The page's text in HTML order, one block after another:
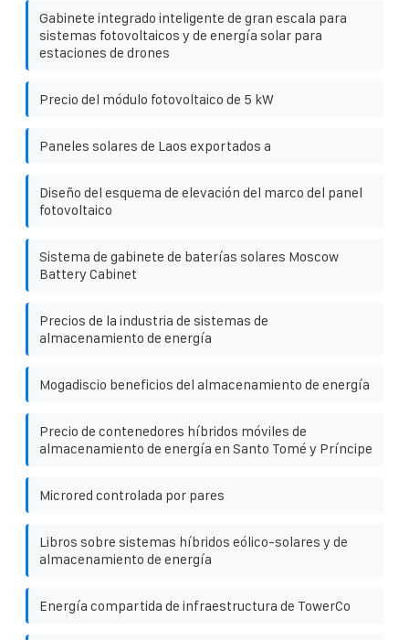
Gabinete integrado inteligente de gran escala para
sistemas fotovoltaicos y de energía solar para
estaciones de drones
Precio del módulo fotovoltaico de 5 kW
Paneles solares de Laos exportados a
Diseño del esquema de elevación del marco del panel
fotovoltaico
Sistema de gabinete de baterías solares Moscow
Battery Cabinet
Precios de la industria de sistemas de
almacenamiento de energía
Mogadiscio beneficios del almacenamiento de energía
Precio de contenedores híbridos móviles de
almacenamiento de energía en Santo Tomé y Príncipe
Microred controlada por pares
Libros sobre sistemas híbridos eólico-solares y de
almacenamiento de energía
Energía compartida de infraestructura de TowerCo